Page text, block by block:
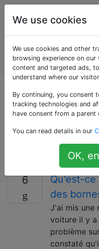
de
«wiring»
Pour des questions sur
(appareil qui connecte
6
Qu'est-ce
des
J'ai mis une
voiture il y a
problème
constaté
We use cookies
We use cookies and other
browsing experience on
content and targeted ads,
understand where our
By continuing, you consent
tracking technologies and
have consent from a parent
You can read details in our
OK,